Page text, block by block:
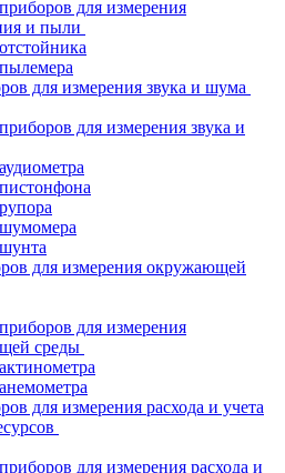
для измерения
и пыли
для измерения звука и шума
для измерения звука и
для измерения окружающей
для измерения
среды
для измерения расхода и учета
для измерения расхода и